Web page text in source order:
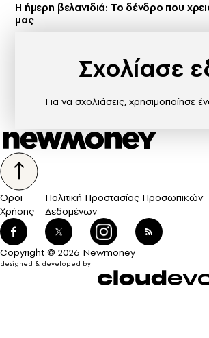
Η ήμερη βελανιδιά: Το δένδρο που
μας
Σχολίασε
Για να σχολιάσεις, χρησιμοποίησε
Όροι
Χρήσης
Πολιτική Προστασίας Προσωπικών
Δεδομένων
Copyright © 2026 Newmoney
designed & developed by